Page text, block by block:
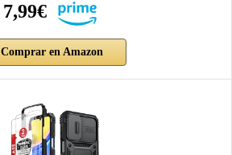
7,99€
Comprar en Amazon